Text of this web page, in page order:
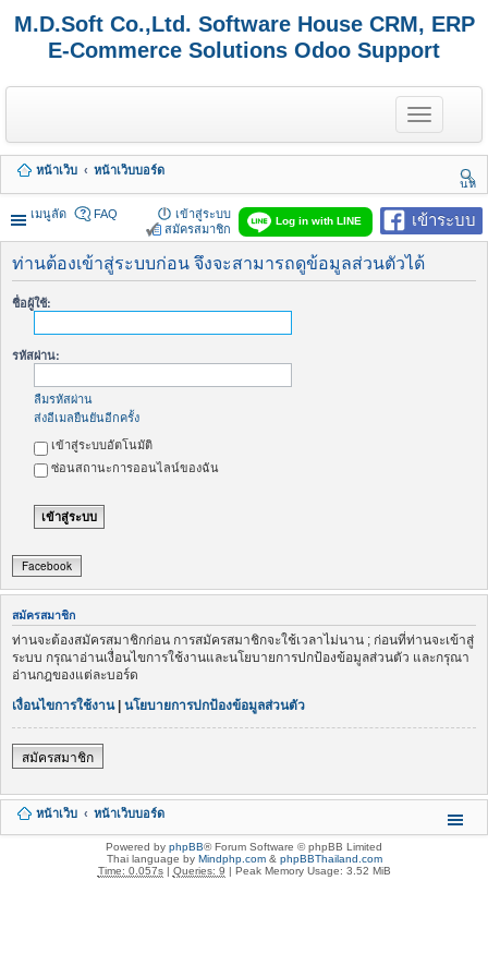
M.D.Soft Co.,Ltd. Software House CRM, ERP
E-Commerce Solutions Odoo Support
T
o
g
e
n
a
v
i
g
หน้าเว็บ
หน้าเว็บบอร์ด
นห
า
เมนูลัด
เข้าระบบ
Log in with LINE
FAQ
เข้าสู่ระบบ
สมัครสมาชิก
ท่านต้องเข้าสู่ระบบก่อน จึงจะสามารถดูข้อมูลส่วนตัวได้
ชื่อผู้ใช้:
รหัสผ่าน:
ลืมรหัสผ่าน
ส่งอีเมลยืนยันอีกครั้ง
เข้าสู่ระบบอัตโนมัติ
ซ่อนสถานะการออนไลน์ของฉัน
Facebook
สมัครสมาชิก
ท่านจะต้องสมัครสมาชิกก่อน การสมัครสมาชิกจะใช้เวลาไม่นาน ; ก่อนที่ท่านจะเข้าสู่
ระบบ กรุณาอ่านเงื่อนไขการใช้งานและนโยบายการปกป้องข้อมูลส่วนตัว และกรุณา
อ่านกฎของแต่ละบอร์ด
เงื่อนไขการใช้งาน| นโยบายการปกป้องข้อมูลส่วนตัว
สมัครสมาชิก
หน้าเว็บ หน้าเว็บบอร์ด
Powered by phpBB® Forum Software © phpBB Limited
Thai language by Mindphp.com& phpBBThailand.com
Time: 0.057s| Queries: 9 | Peak Memory Usage: 3.52 MiB